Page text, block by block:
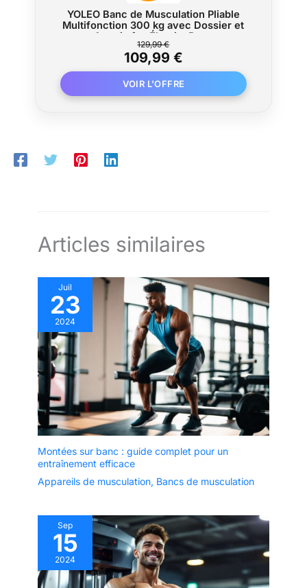
YOLEO Banc de Musculation Pliable
Multifonction 300 kg avec Dossier et
Appui-tête Élargis, Banc
d'Entraînement Abdominal avec
Dossier Réglable en 10 Positions (Noir)
129,99 €
109,99 €
Articles similaires
Juil
23
2024
Montées sur banc : guide complet pour un
entraînement efficace
Appareils de musculation, Bancs de musculation
Sep
15
2024